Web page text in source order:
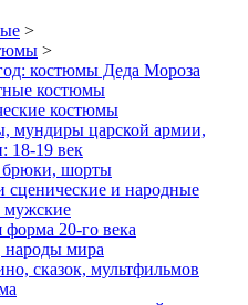
>
>
костюмы Деда Мороза
костюмы
костюмы
мундиры царской армии,
18-19 век
шорты
сценические и народные
форма 20-го века
мира
сказок, мультфильмов